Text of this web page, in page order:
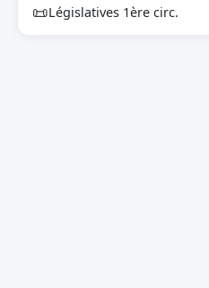
📜Législatives 1ère circ.